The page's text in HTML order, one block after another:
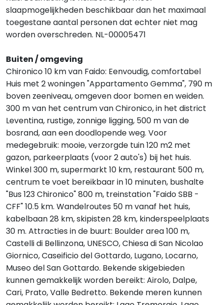
slaapmogelijkheden beschikbaar dan het maximaal
toegestane aantal personen dat echter niet mag
worden overschreden. NL-00005471
Buiten / omgeving
Chironico 10 km van Faido: Eenvoudig, comfortabel
Huis met 2 woningen "Appartamento Gemma", 790 m
boven zeeniveau, omgeven door bomen en weiden.
300 m van het centrum van Chironico, in het district
Leventina, rustige, zonnige ligging, 500 m van de
bosrand, aan een doodlopende weg. Voor
medegebruik: mooie, verzorgde tuin 120 m2 met
gazon, parkeerplaats (voor 2 auto's) bij het huis.
Winkel 300 m, supermarkt 10 km, restaurant 500 m,
centrum te voet bereikbaar in 10 minuten, bushalte
"Bus 123 Chironico" 800 m, treinstation "Faido SBB -
CFF" 10.5 km. Wandelroutes 50 m vanaf het huis,
kabelbaan 28 km, skipisten 28 km, kinderspeelplaats
30 m. Attracties in de buurt: Boulder area 100 m,
Castelli di Bellinzona, UNESCO, Chiesa di San Nicolao
Giornico, Caseificio del Gottardo, Lugano, Locarno,
Museo del San Gottardo. Bekende skigebieden
kunnen gemakkelijk worden bereikt: Airolo, Dalpe,
Cari, Prato, Valle Bedretto. Bekende meren kunnen